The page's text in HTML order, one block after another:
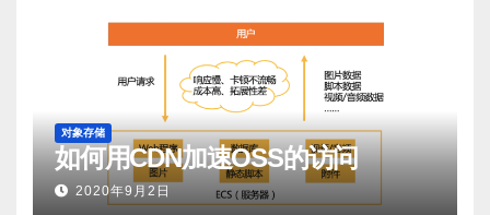
对象存储
如何用CDN加速OSS的访问
2020年9月2日